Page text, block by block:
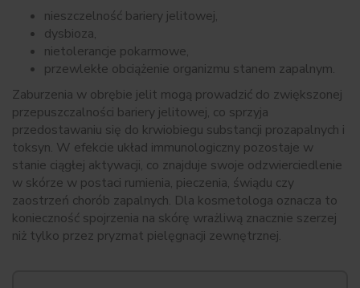
nieszczelność bariery jelitowej,
dysbioza,
nietolerancje pokarmowe,
przewlekłe obciążenie organizmu stanem zapalnym.
Zaburzenia w obrębie jelit mogą prowadzić do zwiększonej
przepuszczalności bariery jelitowej, co sprzyja
przedostawaniu się do krwiobiegu substancji prozapalnych i
toksyn. W efekcie układ immunologiczny pozostaje w
stanie ciągłej aktywacji, co znajduje swoje odzwierciedlenie
w skórze w postaci rumienia, pieczenia, świądu czy
zaostrzeń chorób zapalnych. Dla kosmetologa oznacza to
konieczność spojrzenia na skórę wrażliwą znacznie szerzej
niż tylko przez pryzmat pielęgnacji zewnętrznej.